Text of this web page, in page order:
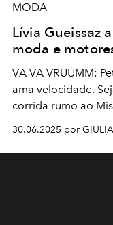
MODA
Lívia Gueissaz
moda e
VA VA VRUUMM:
ama velocidade.
corrida rumo ao
30.06.2025 por